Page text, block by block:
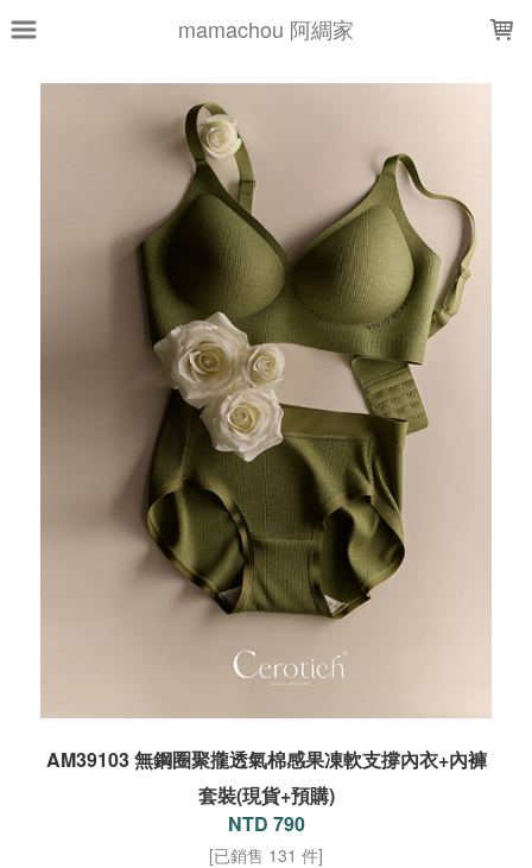
mamachou 阿綢家
AM39103 無鋼圈聚攏透氣棉感果凍軟支撐內衣+內褲
套裝(現貨+預購)
NTD 790
[已銷售 131 件]